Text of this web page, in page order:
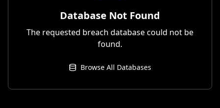
Database Not Found
The requested breach database could not be
found.
Browse All Databases